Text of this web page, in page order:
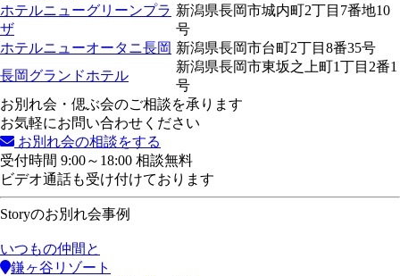
ホテルニューグリーンプラ
ザ
新潟県長岡市城内町2丁目7番地10
号
ホテルニューオータニ長岡 新潟県長岡市台町2丁目8番35号
長岡グランドホテル
新潟県長岡市東坂之上町1丁目2番1
号
お別れ会・偲ぶ会のご相談を承ります
お気軽にお問い合わせください
お別れ会の相談をする
受付時間 9:00～18:00 相談無料
ビデオ通話も受け付けております
Storyのお別れ会事例
いつもの仲間と
鎌ヶ谷リゾート